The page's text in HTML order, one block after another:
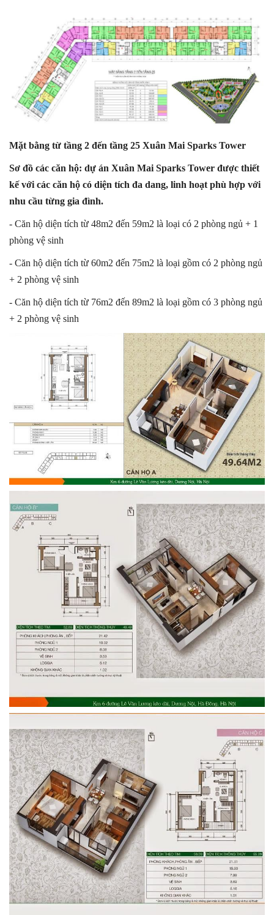
Mặt bằng từ tầng 2 đến tầng 25 Xuân Mai Sparks Tower
Sơ đồ các căn hộ: dự án Xuân Mai Sparks Tower được thiết
kế với các căn hộ có diện tích đa dang, linh hoạt phù hợp với
nhu cầu từng gia đình.
- Căn hộ diện tích từ 48m2 đến 59m2 là loại có 2 phòng ngủ + 1
phòng vệ sinh
- Căn hộ diện tích từ 60m2 đến 75m2 là loại gồm có 2 phòng ngủ
+ 2 phòng vệ sinh
- Căn hộ diện tích từ 76m2 đến 89m2 là loại gồm có 3 phòng ngủ
+ 2 phòng vệ sinh